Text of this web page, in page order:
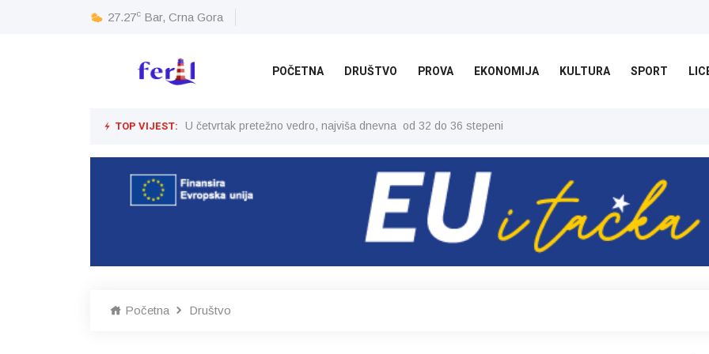
27.27c Bar, Crna Gora
POČETNA DRUŠTVO PROVA EKONOMIJA KULTURA SPORT
TOP VIJEST: U četvrtak pretežno vedro, najviša dnevna od 32 do 36 stepeni
Početna Društvo